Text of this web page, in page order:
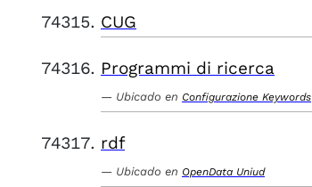
CUG
Programmi di ricerca
Ubicado en Configurazione Keywords
rdf
Ubicado en OpenData Uniud